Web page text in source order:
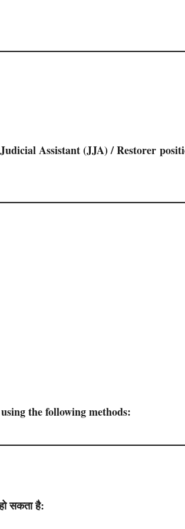
Assistant (JJA) / Restorer
the following methods:
सकता है: